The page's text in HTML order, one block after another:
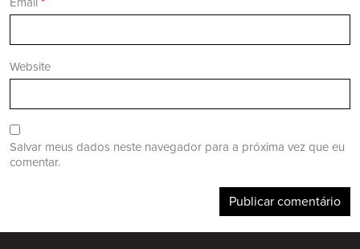
Website
Salvar meus dados neste navegador para a próxima vez que eu
comentar.